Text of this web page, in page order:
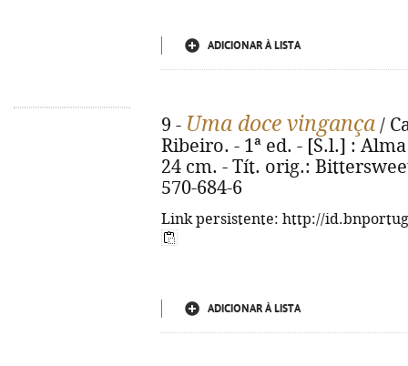
ADICIONAR À LISTA
9 - Uma doce vingança /
Ribeiro. - 1ª ed. - [S.l.] :
24 cm. - Tít. orig.:
570-684-6
Link persistente: http://
ADICIONAR À LISTA